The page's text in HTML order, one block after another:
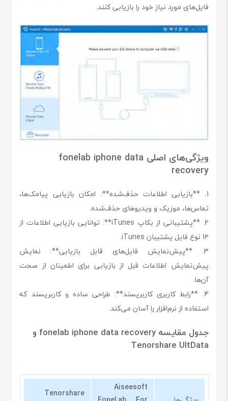
فایل‌های مورد نیاز خود را بازیابی کنند.
ویژگی‌های اصلی fonelab iphone data
recovery
1. **بازیابی اطلاعات حذف‌شده**: امکان بازیابی پیامک‌ها،
تماس‌ها، موزیک و ویدیوهای حذف‌شده.
2. **پشتیبانی از بکاپ iTunes**: توانایی بازیابی اطلاعات از
12 نوع فایل پشتیبان iTunes.
3. **پیش‌نمایش فایل‌های قابل بازیابی**: نمایش
پیش‌نمایش اطلاعات قبل از بازیابی برای اطمینان از صحت
آن‌ها.
4. **رابط کاربری کاربرپسند**: طراحی ساده و کاربرپسند که
استفاده از نرم‌افزار را آسان می‌کند.
جدول مقایسه fonelab iphone data recovery و
Tenorshare UltData
Aiseesoft
Tenorshare